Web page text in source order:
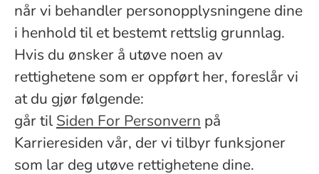
når vi behandler personopplysningene dine
i henhold til et bestemt rettslig grunnlag.
Hvis du ønsker å utøve noen av
rettighetene som er oppført her, foreslår vi
at du gjør følgende:
går til Siden For Personvern på
Karrieresiden vår, der vi tilbyr funksjoner
som lar deg utøve rettighetene dine.